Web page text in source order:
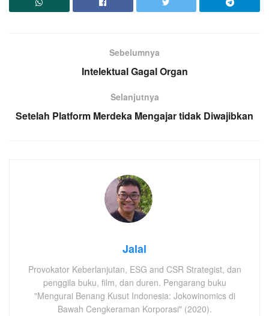
Sebelumnya
Intelektual Gagal Organ
Selanjutnya
Setelah Platform Merdeka Mengajar tidak Diwajibkan
Jalal
Provokator Keberlanjutan, ESG and CSR Strategist, dan
penggila buku, film, dan duren. Pengarang buku
"Mengurai Benang Kusut Indonesia: Jokowinomics di
Bawah Cengkeraman Korporasi" (2020).